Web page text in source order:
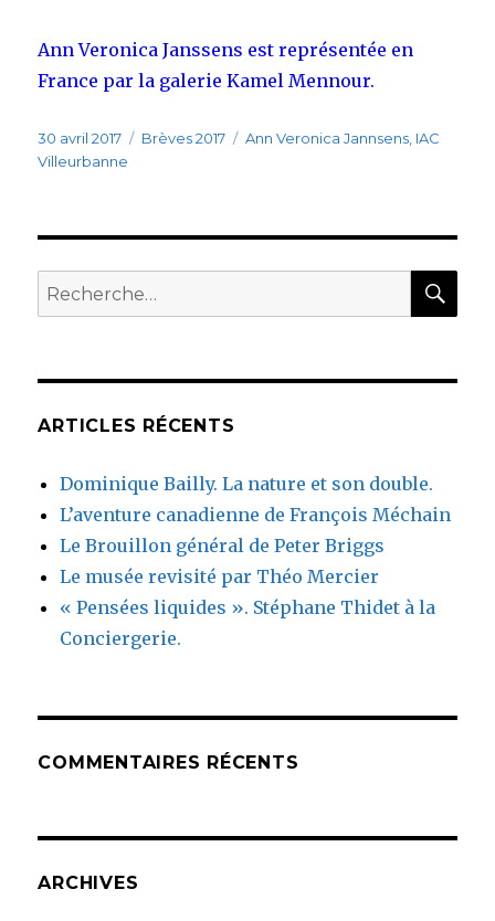
Ann Veronica Janssens est représentée en
France par la galerie Kamel Mennour.
Publié
le
30 avril 2017 Catégories
Brèves 2017 Étiquettes
Ann Veronica Jannsens IAC
Villeurbanne
Recherche
pour
ARTICLES RÉCENTS
Dominique Bailly. La nature et son double.
L’aventure canadienne de François Méchain
Le Brouillon général de Peter Briggs
Le musée revisité par Théo Mercier
« Pensées liquides ». Stéphane Thidet à la
Conciergerie.
COMMENTAIRES RÉCENTS
ARCHIVES